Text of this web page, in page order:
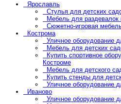
Ярославль
Стулья для детских
Мебель для
Сюжетно-игровая
Кострома
Уличное оборудование
Мебель для детских
Купить спортивное
Костроме
Мебель для детского
Купить стенды для
Уличное оборудование
Иваново
Уличное оборудование